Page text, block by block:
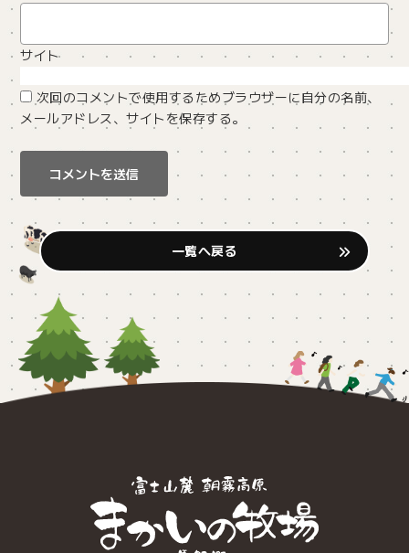
サイト
次回のコメントで使用するためブラウザーに自分の名前、
メールアドレス、サイトを保存する。
一覧へ戻る